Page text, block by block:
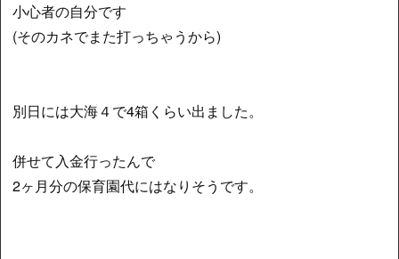
小心者の自分です
(そのカネでまた打っちゃうから)
別日には大海４で4箱くらい出ました。
併せて入金行ったんで
2ヶ月分の保育園代にはなりそうです。